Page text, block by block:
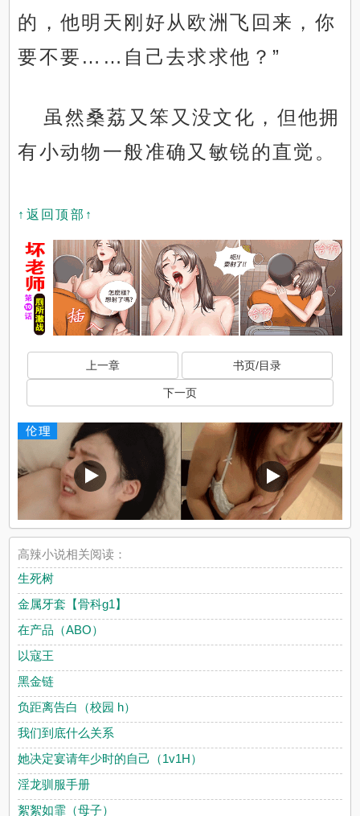
的，他明天刚好从欧洲飞回来，你
要不要……自己去求求他？”
虽然桑荔又笨又没文化，但他拥
有小动物一般准确又敏锐的直觉。
↑返回顶部↑
上一章 书页/目录
下一页
高辣小说相关阅读：
生死树
金属牙套【骨科g1】
在产品（ABO）
以寇王
黑金链
负距离告白（校园 h）
我们到底什么关系
她决定宴请年少时的自己（1v1H）
淫龙驯服手册
絮絮如霏（母子）